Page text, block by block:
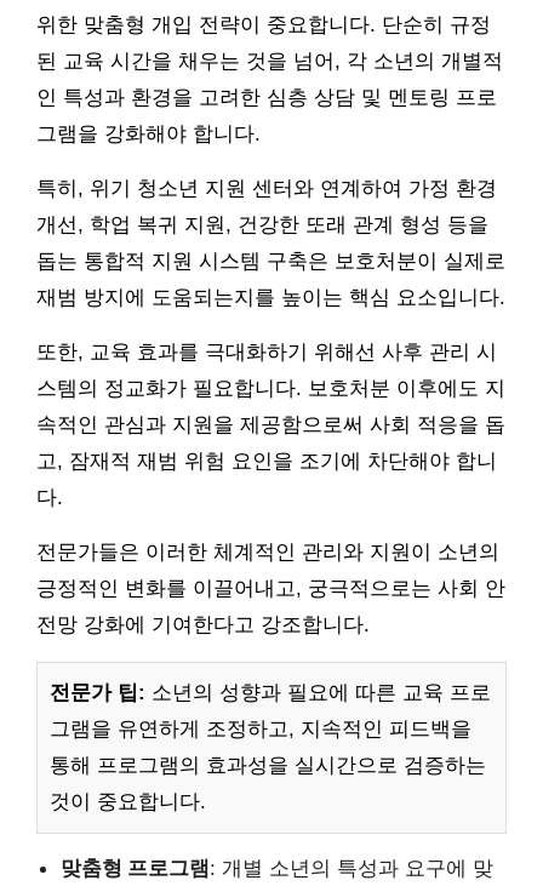
위한 맞춤형 개입 전략이 중요합니다. 단순히 규정
된 교육 시간을 채우는 것을 넘어, 각 소년의 개별적
인 특성과 환경을 고려한 심층 상담 및 멘토링 프로
그램을 강화해야 합니다.
특히, 위기 청소년 지원 센터와 연계하여 가정 환경
개선, 학업 복귀 지원, 건강한 또래 관계 형성 등을
돕는 통합적 지원 시스템 구축은 보호처분이 실제로
재범 방지에 도움되는지를 높이는 핵심 요소입니다.
또한, 교육 효과를 극대화하기 위해선 사후 관리 시
스템의 정교화가 필요합니다. 보호처분 이후에도 지
속적인 관심과 지원을 제공함으로써 사회 적응을 돕
고, 잠재적 재범 위험 요인을 조기에 차단해야 합니
다.
전문가들은 이러한 체계적인 관리와 지원이 소년의
긍정적인 변화를 이끌어내고, 궁극적으로는 사회 안
전망 강화에 기여한다고 강조합니다.
전문가 팁: 소년의 성향과 필요에 따른 교육 프로
그램을 유연하게 조정하고, 지속적인 피드백을
통해 프로그램의 효과성을 실시간으로 검증하는
것이 중요합니다.
맞춤형 프로그램: 개별 소년의 특성과 요구에 맞